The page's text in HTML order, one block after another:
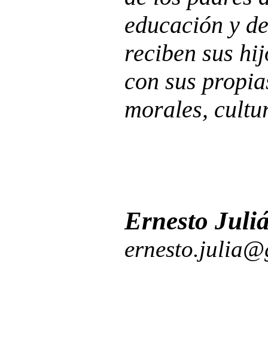
educación y
reciben sus
con sus
morales,
Ernesto